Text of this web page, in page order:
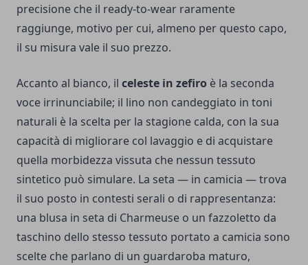
precisione che il ready-to-wear raramente
raggiunge, motivo per cui, almeno per questo capo,
il su misura vale il suo prezzo.
Accanto al bianco, il celeste in zefiro è la seconda
voce irrinunciabile; il lino non candeggiato in toni
naturali è la scelta per la stagione calda, con la sua
capacità di migliorare col lavaggio e di acquistare
quella morbidezza vissuta che nessun tessuto
sintetico può simulare. La seta — in camicia — trova
il suo posto in contesti serali o di rappresentanza:
una blusa in seta di Charmeuse o un fazzoletto da
taschino dello stesso tessuto portato a camicia sono
scelte che parlano di un guardaroba maturo,